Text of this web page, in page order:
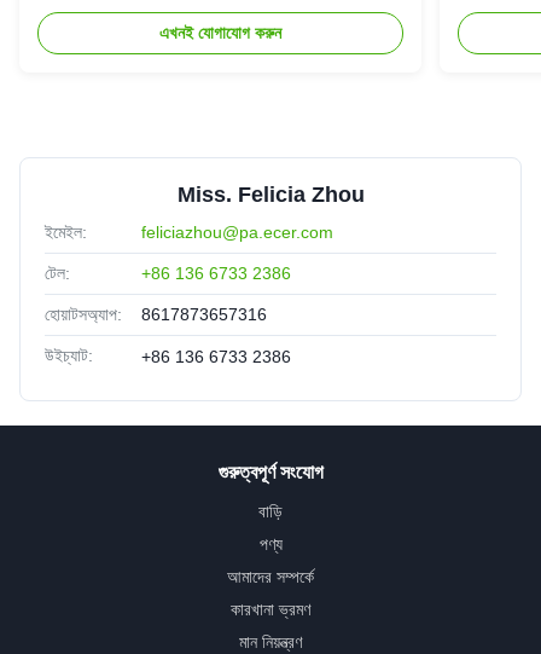
এখনই যোগাযোগ করুন
Miss. Felicia Zhou
ইমেইল: feliciazhou@pa.ecer.com
টেল: +86 136 6733 2386
হোয়াটসঅ্যাপ: 8617873657316
উইচ্যাট: +86 136 6733 2386
গুরুত্বপূর্ণ সংযোগ
বাড়ি
পণ্য
আমাদের সম্পর্কে
কারখানা ভ্রমণ
মান নিয়ন্ত্রণ